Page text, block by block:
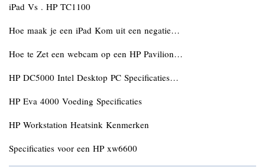
iPad Vs . HP TC1100
Hoe maak je een iPad Kom uit een negatie…
Hoe te Zet een webcam op een HP Pavilion…
HP DC5000 Intel Desktop PC Specificaties…
HP Eva 4000 Voeding Specificaties
HP Workstation Heatsink Kenmerken
Specificaties voor een HP xw6600